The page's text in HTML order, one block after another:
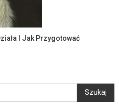
I Jak Przygotować
Szukaj